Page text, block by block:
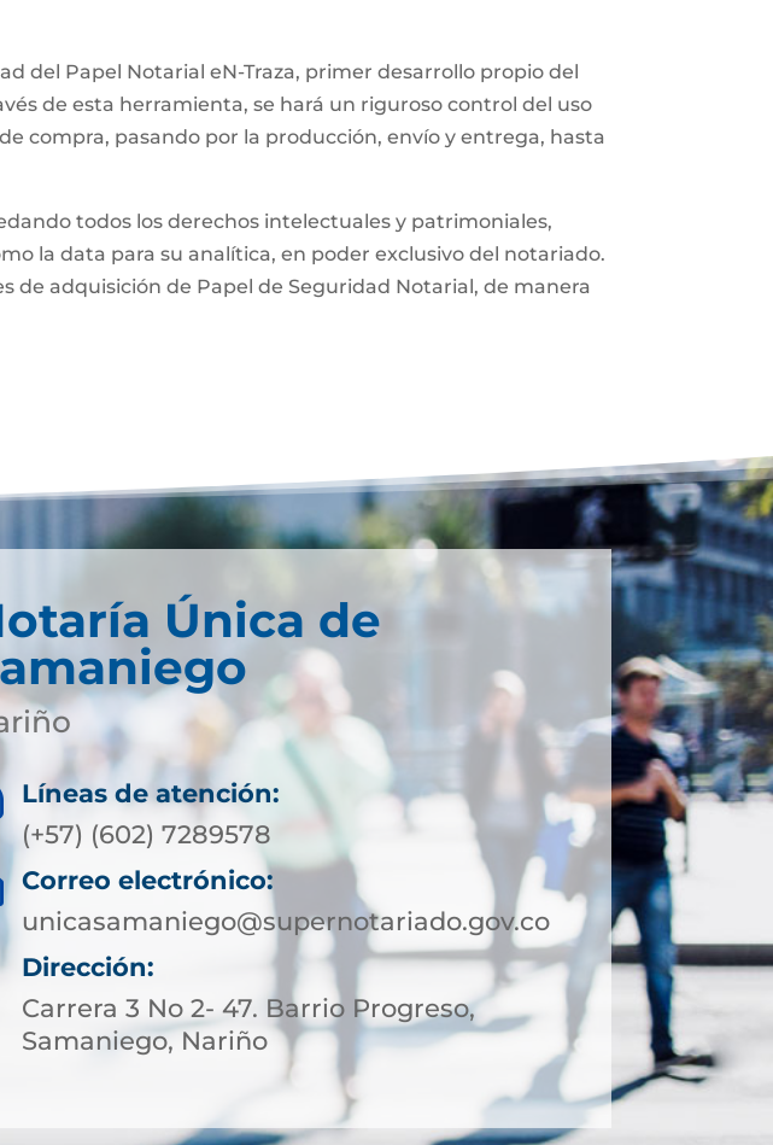
del Papel Notarial eN-Traza, primer desarrollo propio del
de esta herramienta, se hará un riguroso control del uso
compra, pasando por la producción, envío y entrega, hasta
todos los derechos intelectuales y patrimoniales,
la data para su analítica, en poder exclusivo del notariado.
de adquisición de Papel de Seguridad Notarial, de manera
Única de
Líneas de atención:
(+57) (602) 7289578
Correo electrónico:
unicasamaniego@supernotariado.gov.co
Dirección:
Carrera 3 No 2- 47. Barrio Progreso,
Samaniego, Nariño